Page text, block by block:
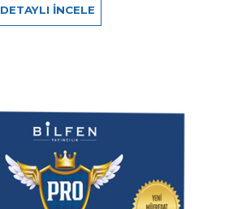
DETAYLI İNCELE